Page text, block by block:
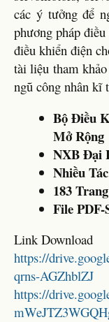
các ý tưởng để
phương pháp
điều khiển điện
tài liệu tham
ngũ công nhân kĩ
Bộ Điều
Mở Rộng
NXB Đại
Nhiều
183 Trang
File PDF-
Link Download
https://
qrns-AGZhblZJ
https://